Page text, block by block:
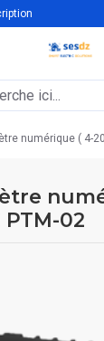
numérique ( 4-
PTM-02